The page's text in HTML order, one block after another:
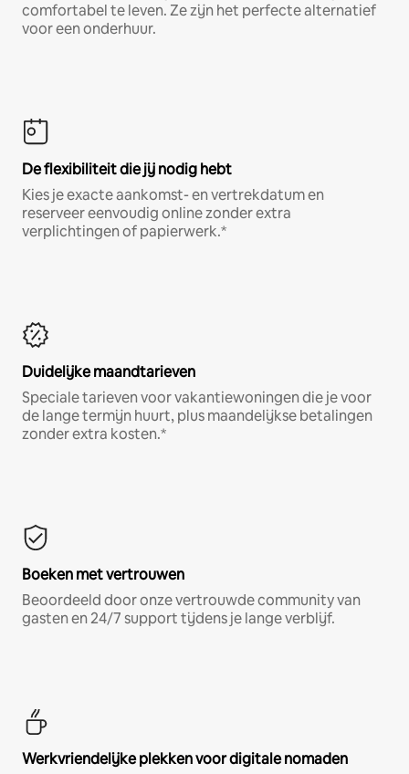
comfortabel te leven. Ze zijn het perfecte alternatief
voor een onderhuur.
De flexibiliteit die jij nodig hebt
Kies je exacte aankomst- en vertrekdatum en
reserveer eenvoudig online zonder extra
verplichtingen of papierwerk.*
Duidelijke maandtarieven
Speciale tarieven voor vakantiewoningen die je voor
de lange termijn huurt, plus maandelijkse betalingen
zonder extra kosten.*
Boeken met vertrouwen
Beoordeeld door onze vertrouwde community van
gasten en 24/7 support tijdens je lange verblijf.
Werkvriendelijke plekken voor digitale nomaden